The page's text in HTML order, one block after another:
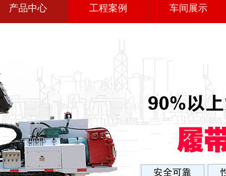
产品中心 工程案例 车间展示